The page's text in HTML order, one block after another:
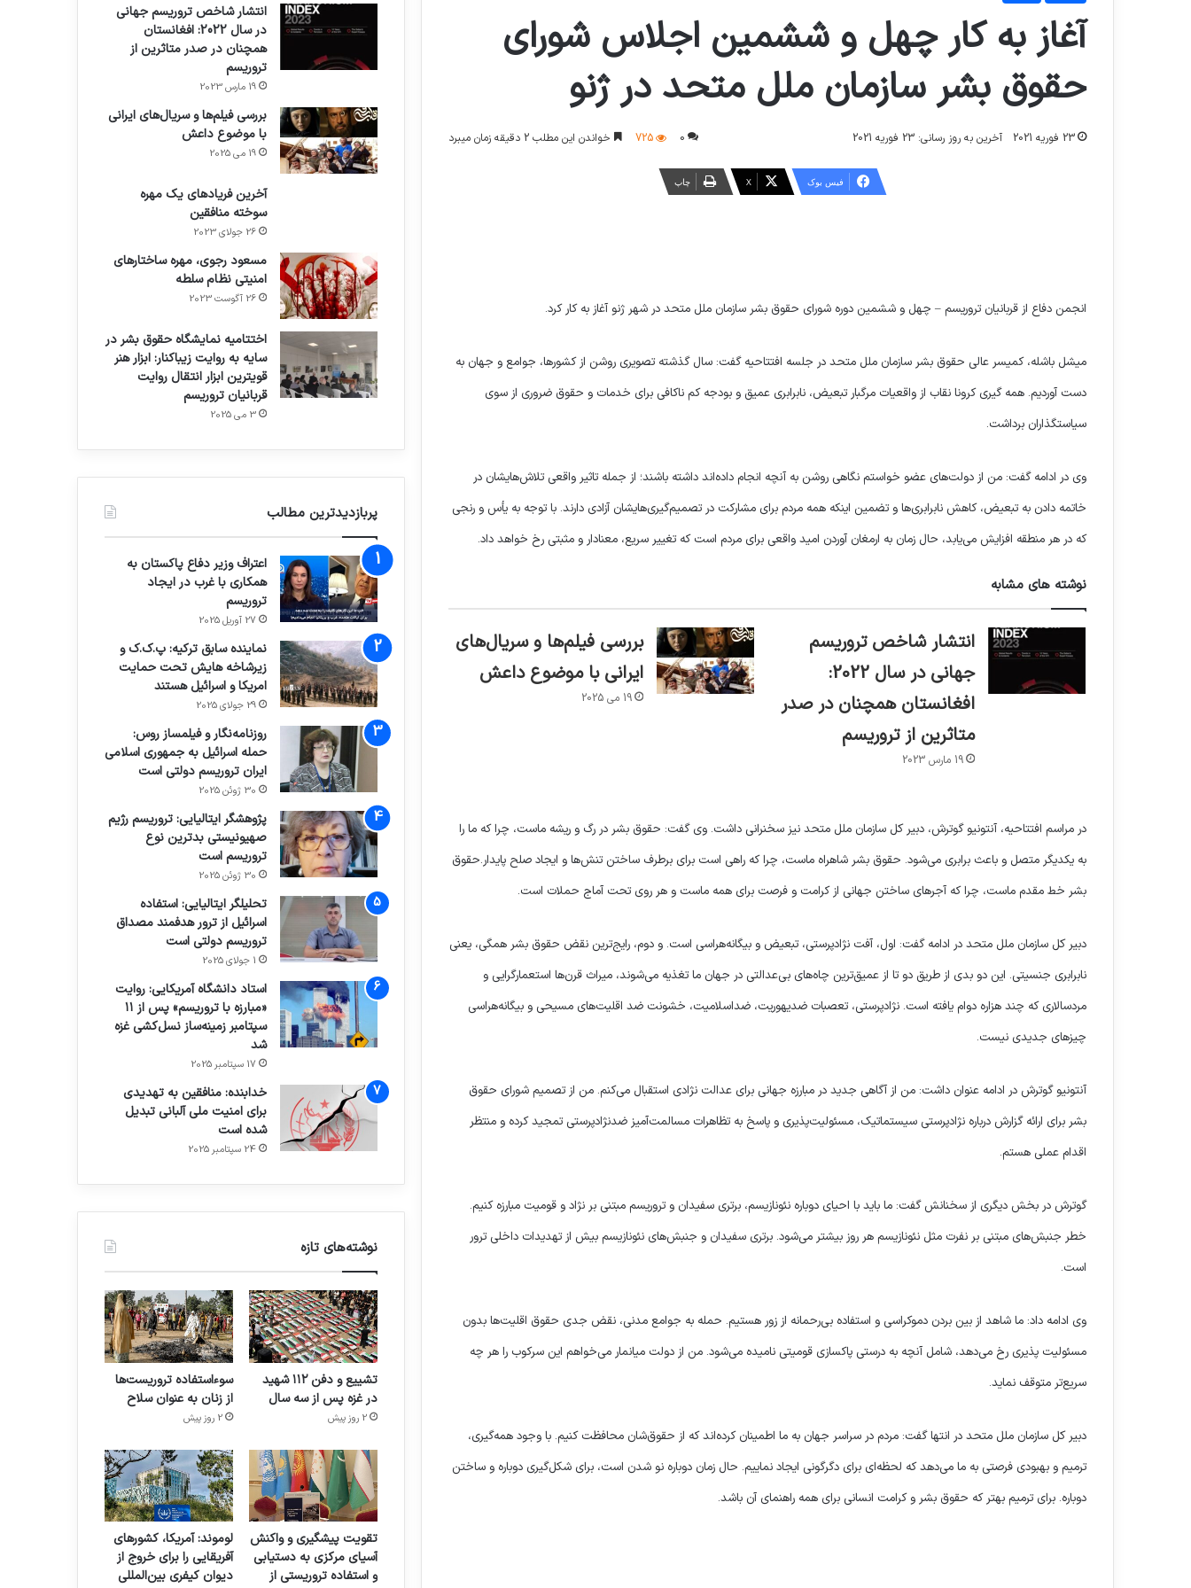
آغاز به کار چهل و ششمین اجلاس شورای
حقوق بشر سازمان ملل متحد در ژنو
23 فوریه 2021 آخرین به روز رسانی: 23 فوریه 2021 0
725 خواندن این مطلب 2 دقیقه زمان میبرد
فیس بوک X چاپ
انجمن دفاع از قربانیان تروریسم – چهل و ششمین دوره شورای حقوق بشر سازمان ملل متحد در شهر ژنو آغاز به کار کرد.
میشل باشله، کمیسر عالی حقوق بشر سازمان ملل متحد در جلسه افتتاحیه گفت: سال گذشته تصویری روشن از کشورها، جوامع و جهان به
دست آوردیم. همه گیری کرونا نقاب از واقعیات مرگبار تبعیض، نابرابری عمیق و بودجه کم ناکافی برای خدمات و حقوق ضروری از سوی
سیاستگذاران برداشت.
وی در ادامه گفت: من از دولت‌های عضو خواستم نگاهی روشن به آنچه انجام داده‌اند داشته باشند؛ از جمله تاثیر واقعی تلاش‌هایشان در
خاتمه دادن به تبعیض، کاهش نابرابری‌ها و تضمین اینکه همه مردم برای مشارکت در تصمیم‌گیری‌هایشان آزادی دارند. با توجه به یأس و رنجی
که در هر منطقه افزایش می‌یابد، حال زمان به ارمغان آوردن امید واقعی برای مردم است که تغییر سریع، معنادار و مثبتی رخ خواهد داد.
نوشته های مشابه
انتشار شاخص تروریسم
جهانی در سال 2022:
افغانستان همچنان در صدر
متاثرین از تروریسم
19 مارس 2023
بررسی فیلم‌ها و سریال‌های
ایرانی با موضوع داعش
19 می 2025
در مراسم افتتاحیه، آنتونیو گوترش، دبیر کل سازمان ملل متحد نیز سخنرانی داشت. وی گفت: حقوق بشر در رگ و ریشه ماست، چرا که ما را
به یکدیگر متصل و باعث برابری می‌شود. حقوق بشر شاهراه ماست، چرا که راهی است برای برطرف ساختن تنش‌ها و ایجاد صلح پایدار.حقوق
بشر خط مقدم ماست، چرا که آجرهای ساختن جهانی از کرامت و فرصت برای همه ماست و هر روی تحت آماج حملات است.
دبیر کل سازمان ملل متحد در ادامه گفت: اول، آفت نژادپرستی، تبعیض و بیگانه‌هراسی است. و دوم، رایج‌ترین نقض حقوق بشر همگی، یعنی
نابرابری جنسیتی. این دو بدی از طریق دو تا از عمیق‌ترین چاه‌های بی‌عدالتی در جهان ما تغذیه می‌شوند، میراث قرن‌ها استعمارگرایی و
مردسالاری که چند هزاره دوام یافته است. نژادپرستی، تعصبات ضدیهوریت، ضداسلامیت، خشونت ضد اقلیت‌های مسیحی و بیگانه‌هراسی
چیزهای جدیدی نیست.
آنتونیو گوترش در ادامه عنوان داشت: من از آگاهی جدید در مبارزه جهانی برای عدالت نژادی استقبال می‌کنم. من از تصمیم شورای حقوق
بشر برای ارائه گزارش درباره نژادپرستی سیستماتیک، مسئولیت‌پذیری و پاسخ به تظاهرات مسالمت‌آمیز ضدنژادپرستی تمجید کرده و منتظر
اقدام عملی هستم.
گوترش در بخش دیگری از سخنانش گفت: ما باید با احیای دوباره نئونازیسم، برتری سفیدان و تروریسم مبتنی بر نژاد و قومیت مبارزه کنیم.
خطر جنبش‌های مبتنی بر نفرت مثل نئونازیسم هر روز بیشتر می‌شود. برتری سفیدان و جنبش‌های نئونازیسم بیش از تهدیدات داخلی ترور
است.
وی ادامه داد: ما شاهد از بین بردن دموکراسی و استفاده بی‌رحمانه از زور هستیم. حمله به جوامع مدنی، نقض جدی حقوق اقلیت‌ها بدون
مسئولیت پذیری رخ می‌دهد، شامل آنچه به درستی پاکسازی قومیتی نامیده می‌شود. من از دولت میانمار می‌خواهم این سرکوب را هر چه
سریع‌تر متوقف نماید.
دبیر کل سازمان ملل متحد در انتها گفت: مردم در سراسر جهان به ما اطمینان کرده‌اند که از حقوق‌شان محافظت کنیم. با وجود همه‌گیری،
ترمیم و بهبودی فرصتی به ما می‌دهد که لحظه‌ای برای دگرگونی ایجاد نماییم. حال زمان دوباره نو شدن است، برای شکل‌گیری دوباره و ساختن
دوباره. برای ترمیم بهتر که حقوق بشر و کرامت انسانی برای همه راهنمای آن باشد.
حمایت دولت‌های اروپایی از گروه‌های
انتشار شاخص تروریسم جهانی
در سال 2022: افغانستان
همچنان در صدر متاثرین از
تروریسم
19 مارس 2023
بررسی فیلم‌ها و سریال‌های ایرانی
با موضوع داعش
19 می 2025
آخرین فریادهای یک مهره
سوخته منافقین
26 جولای 2023
مسعود رجوی، مهره ساختارهای
امنیتی نظام سلطه
26 آگوست 2023
اختتامیه نمایشگاه حقوق بشر در
سایه به روایت زیباکنار: ابزار هنر
قویترین ابزار انتقال روایت
قربانیان تروریسم
3 می 2025
پربازدیدترین مطالب
اعتراف وزیر دفاع پاکستان به
همکاری با غرب در ایجاد
تروریسم
27 آوریل 2025
نماینده سابق ترکیه: پ.ک.ک و
زیرشاخه هایش تحت حمایت
امریکا و اسرائیل هستند
29 جولای 2025
روزنامه‌نگار و فیلمساز روس:
حمله اسرائیل به جمهوری اسلامی
ایران تروریسم دولتی است
30 ژوئن 2025
پژوهشگر ایتالیایی: تروریسم رژیم
صهیونیستی بدترین نوع
تروریسم است
30 ژوئن 2025
تحلیلگر ایتالیایی: استفاده
اسرائیل از ترور هدفمند مصداق
تروریسم دولتی است
1 جولای 2025
استاد دانشگاه آمریکایی: روایت
«مبارزه با تروریسم» پس از ۱۱
سپتامبر زمینه‌ساز نسل‌کشی غزه
شد
17 سپتامبر 2025
خدابنده: منافقین به تهدیدی
برای امنیت ملی آلبانی تبدیل
شده است
24 سپتامبر 2025
نوشته‌های تازه
تشییع و دفن ۱۱۲ شهید
در غزه پس از سه سال
2 روز پیش
سوءاستفاده تروریست‌ها
از زنان به عنوان سلاح
2 روز پیش
تقویت پیشگیری و واکنش
آسیای مرکزی به دستیابی
و استفاده تروریستی از
لوموند: آمریکا، کشورهای
آفریقایی را برای خروج از
دیوان کیفری بین‌المللی